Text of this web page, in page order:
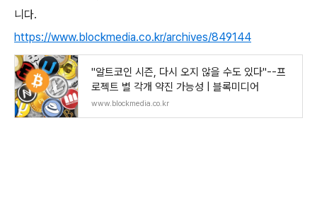
니다.
https://www.blockmedia.co.kr/archives/849144
"알트코인 시즌, 다시 오지 않을 수도 있다"--프
로젝트 별 각개 약진 가능성 | 블록미디어
www.blockmedia.co.kr